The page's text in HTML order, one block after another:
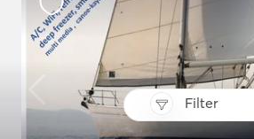
Filter